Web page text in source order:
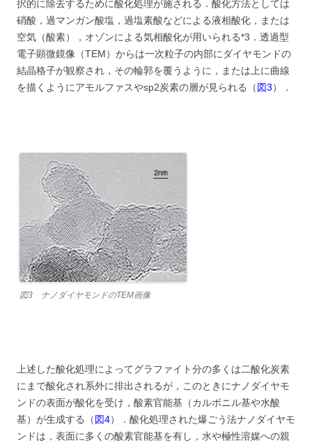
択的に除去するために酸化処理が施される．酸化方法としては
硝酸，過マンガン酸塩，過塩素酸などによる液相酸化，または
空気（酸素），オゾンによる気相酸化が用いられる*3．透過型
電子顕微鏡像（TEM）からは一次粒子の内部にダイヤモンドの
結晶格子が観察され，その輪郭を覆うように，または上に曲線
を描くようにアモルファスやsp2炭素の層が見られる（図3）．
図3 ナノダイヤモンドのTEM画像
上述した酸化処理によってグラファイト分の多くは二酸化炭素
にまで酸化され系外に排出されるが，このときにナノダイヤモ
ンドの表面が酸化を受け，酸素官能基（カルボニル基や水酸
基）が生成する（図4）．酸化処理された爆ごう法ナノダイヤモ
ンドは，表面に多くの酸素官能基を有し，水や極性溶媒への親